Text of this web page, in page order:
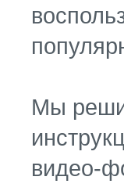
Мы
видео-